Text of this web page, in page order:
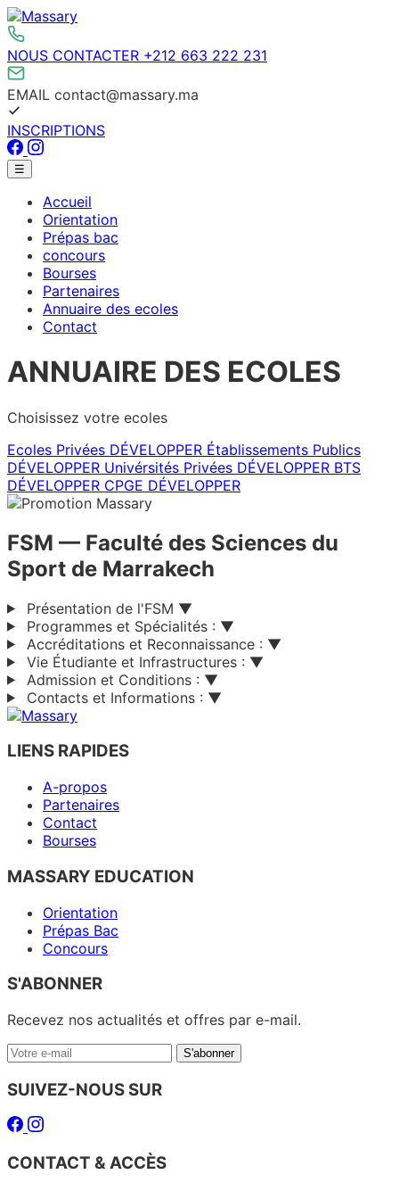
Aller
au
contenu
NOUS CONTACTER +212 663 222 231
EMAIL contact@massary.ma
INSCRIPTIONS
Facebook
Instagram
Menu
principal
☰
Accueil
Orientation
Prépas bac
concours
Bourses
Partenaires
Annuaire des ecoles
Contact
ANNUAIRE DES ECOLES
Choisissez votre ecoles
Ecoles Privées DÉVELOPPER Établissements Publics
DÉVELOPPER Univérsités Privées DÉVELOPPER BTS
DÉVELOPPER CPGE DÉVELOPPER
FSM — Faculté des Sciences du
Sport de Marrakech
Présentation de l'FSM ▼
Programmes et Spécialités : ▼
Accréditations et Reconnaissance : ▼
Vie Étudiante et Infrastructures : ▼
Admission et Conditions : ▼
Contacts et Informations : ▼
LIENS RAPIDES
A-propos
Partenaires
Contact
Bourses
MASSARY EDUCATION
Orientation
Prépas Bac
Concours
S'ABONNER
Recevez nos actualités et offres par e-mail.
Votre
mail
S'abonner
SUIVEZ-NOUS SUR
Facebook
Instagram
CONTACT & ACCÈS